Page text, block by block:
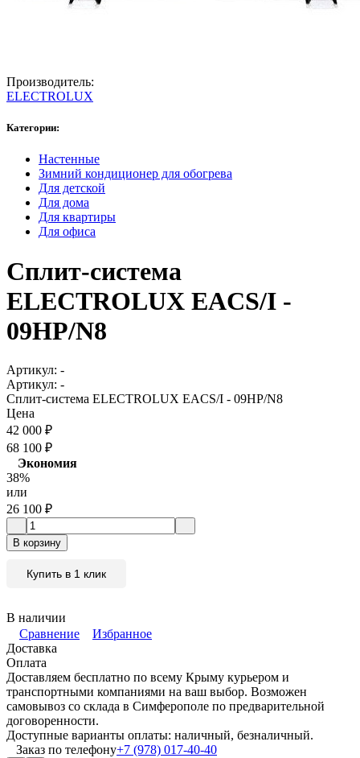
Производитель:
ELECTROLUX
Категории:
Настенные
Зимний кондиционер для обогрева
Для детской
Для дома
Для квартиры
Для офиса
Сплит-система
ELECTROLUX EACS/I -
09HP/N8
Артикул: -
Артикул: -
Сплит-система ELECTROLUX EACS/I - 09HP/N8
Цена
42 000 ₽
68 100 ₽
Экономия
38%
или
26 100 ₽
В корзину
Купить в 1 клик
В наличии
Сравнение
Избранное
Доставка
Оплата
Доставляем бесплатно по всему Крыму курьером и
транспортными компаниями на ваш выбор. Возможен
самовывоз со склада в Симферополе по предварительной
договоренности.
Доступные варианты оплаты: наличный, безналичный.
Заказ по телефону+7 (978) 017-40-40